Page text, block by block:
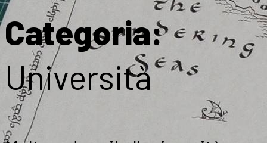
Categoria:
Università